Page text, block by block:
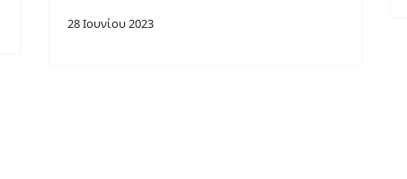
28 Ιουνίου 2023